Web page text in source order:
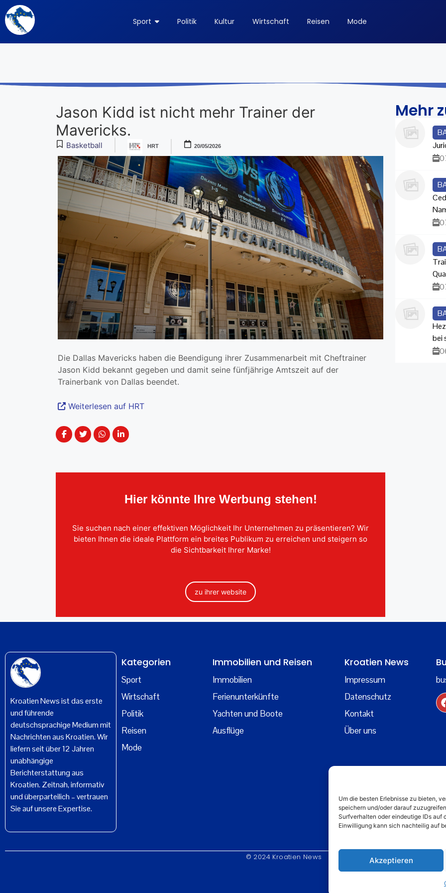
Um die besten Erlebnisse zu bieten,
speichern und/oder darauf
Surfverhalten oder eindeutige IDs auf
Einwilligung kann sich nachteilig auf
Akzeptieren
Sport Politik Kultur Wirtschaft Reisen Mode
Jason Kidd ist nicht mehr Trainer der
Mavericks.
Basketball HRT 20/05/2026
Die Dallas Mavericks haben die Beendigung ihrer Zusammenarbeit mit Cheftrainer
Jason Kidd bekannt gegeben und damit seine fünfjährige Amtszeit auf der
Trainerbank von Dallas beendet.
Weiterlesen auf HRT
Hier könnte Ihre Werbung stehen!
Sie suchen nach einer effektiven Möglichkeit Ihr Unternehmen zu präsentieren? Wir
bieten Ihnen die ideale Plattform ein breites Publikum zu erreichen und steigern so
die Sichtbarkeit Ihrer Marke!
zu ihrer website
Mehr
bei
Kroatien News ist das erste
und führende
deutschsprachige Medium mit
Nachrichten aus Kroatien. Wir
liefern seit über 12 Jahren
unabhängige
Berichterstattung aus
Kroatien. Zeitnah, informativ
und überparteilich – vertrauen
Sie auf unsere Expertise.
Kategorien
Sport
Wirtschaft
Politik
Reisen
Mode
Immobilien und Reisen
Immobilien
Ferienunterkünfte
Yachten und Boote
Ausflüge
Kroatien News
Impressum
Datenschutz
Kontakt
Über uns
© 2024 Kroatien News